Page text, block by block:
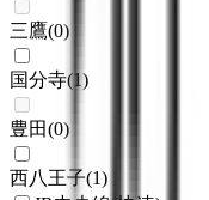
三鷹(0)
国分寺(1)
豊田(0)
西八王子(1)